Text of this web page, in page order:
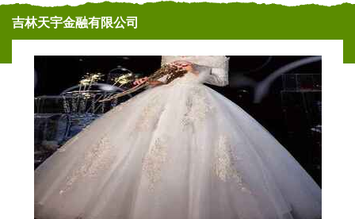
吉林天宇金融有限公司